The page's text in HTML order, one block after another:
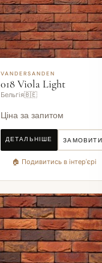
VANDERSANDEN
018 Viola Light
Бельгія🇧🇪
Ціна за запитом
ДЕТАЛЬНІШЕ ЗАМОВИТИ
🏠 Подивитись в інтер'єрі